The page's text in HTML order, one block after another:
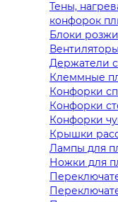
Тены,
конфорок
Блоки
Держатели
Клеммные
Конфорки
Конфорки
Конфорки
Крышки
Лампы для
Ножки для